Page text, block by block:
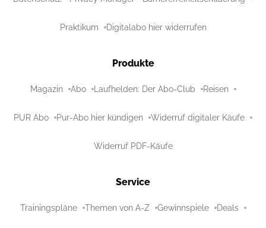
Praktikum Digitalabo hier widerrufen
Produkte
Magazin Abo Laufhelden: Der Abo-Club Reisen
PUR Abo Pur-Abo hier kündigen Widerruf digitaler Käufe
Widerruf PDF-Käufe
Service
Trainingspläne Themen von A-Z Gewinnspiele Deals